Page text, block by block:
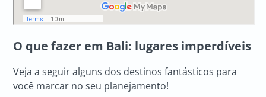
O que fazer em Bali: lugares imperdíveis
Veja a seguir alguns dos destinos fantásticos para
você marcar no seu planejamento!